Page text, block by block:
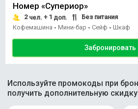
Номер «Супериор»
2чел. + 1 доп.
Без питания
Кофемашина • Мини-бар • Сейф • Шкаф
Забронировать
Используйте промокоды при
получить дополнительную